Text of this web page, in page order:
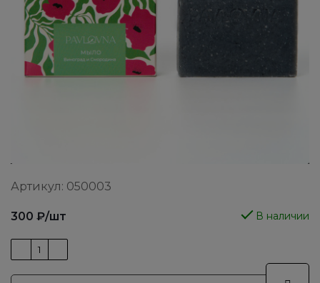
Артикул: 050003
300 ₽/шт В наличии